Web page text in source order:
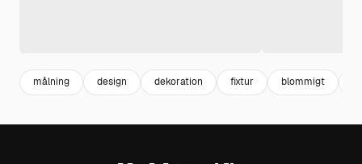
målning design dekoration fixtur blommigt